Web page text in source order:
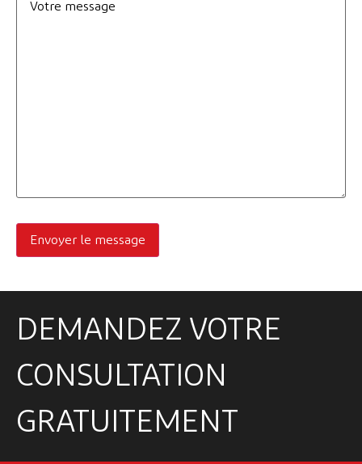
message
DEMANDEZ VOTRE
CONSULTATION
GRATUITEMENT